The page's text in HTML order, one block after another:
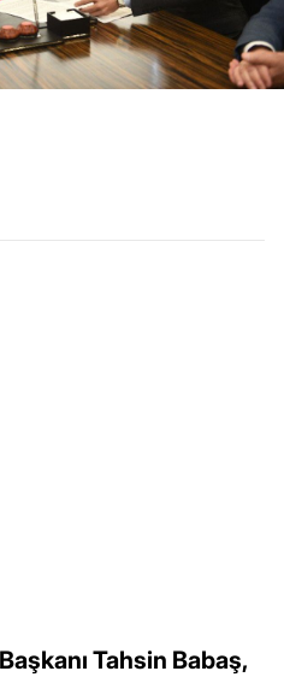
Tahsin Babaş,